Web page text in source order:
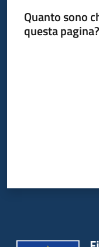
Quanto sono
questa pagina?